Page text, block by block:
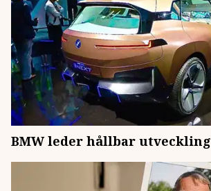
BMW leder hållbar utveckling